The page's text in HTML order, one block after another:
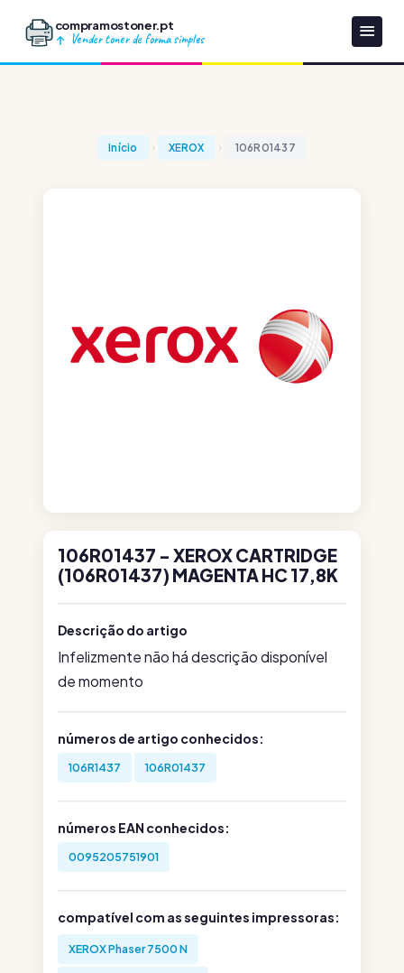
compramostoner.pt
Vender toner de forma simples
Início XEROX 106R01437
106R01437 - XEROX CARTRIDGE
(106R01437) MAGENTA HC 17,8K
Descrição do artigo
Infelizmente não há descrição disponível
de momento
números de artigo conhecidos:
106R1437 106R01437
números EAN conhecidos:
0095205751901
compatível com as seguintes impressoras:
XEROX Phaser 7500 N